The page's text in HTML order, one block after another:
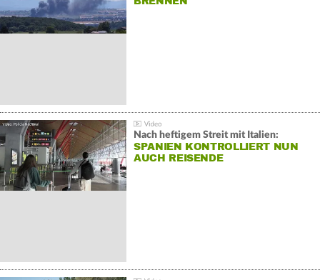
Nach heftigem Streit mit Italien:
SPANIEN KONTROLLIERT NUN
AUCH REISENDE